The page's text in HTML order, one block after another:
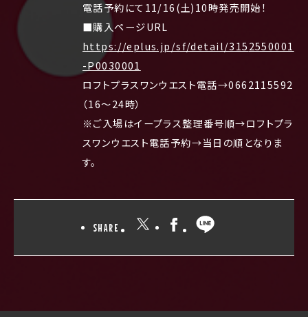
電話予約にて11/16(土)10時発売開始！
■購入ページURL
https://eplus.jp/sf/detail/315 2550001
-P0030001
ロフトプラスワンウエスト電話→0662115592
（16～24時）
※ご入場はイープラス整理番号順→ロフトプラ
スワンウエスト電話予約→当日の順となりま
す。
SHARE